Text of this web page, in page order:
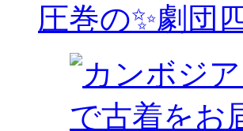
圧巻の✨劇団